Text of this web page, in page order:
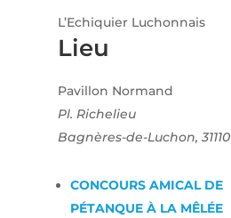
Lieu
Pavillon Normand
Pl. Richelieu
Bagnères-de-Luchon, 31110
L’Echiquier Luchonnais
CONCOURS AMICAL DE
PÉTANQUE À LA MÊLÉE